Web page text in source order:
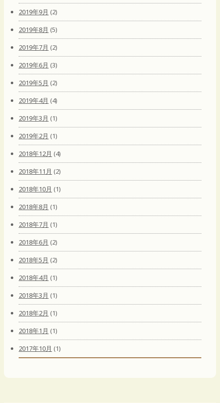
2019年9月 (2)
2019年8月 (5)
2019年7月 (2)
2019年6月 (3)
2019年5月 (2)
2019年4月 (4)
2019年3月 (1)
2019年2月 (1)
2018年12月 (4)
2018年11月 (2)
2018年10月 (1)
2018年8月 (1)
2018年7月 (1)
2018年6月 (2)
2018年5月 (2)
2018年4月 (1)
2018年3月 (1)
2018年2月 (1)
2018年1月 (1)
2017年10月 (1)